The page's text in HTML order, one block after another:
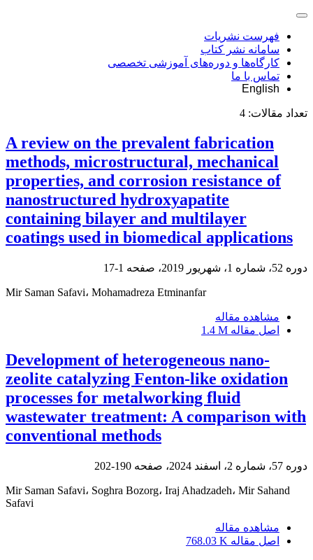
فهرست نشریات
سامانه نشر کتاب
کارگاه‌ها و دوره‌های آموزشی تخصصی
تماس با ما
English
تعداد مقالات: 4
A review on the prevalent fabrication
methods, microstructural, mechanical
properties, and corrosion resistance of
nanostructured hydroxyapatite
containing bilayer and multilayer
coatings used in biomedical applications
دوره 52، شماره 1، شهریور 2019، صفحه 1-17
Mir Saman Safavi، Mohamadreza Etminanfar
مشاهده مقاله
اصل مقاله 1.4 M
Development of heterogeneous nano-
zeolite catalyzing Fenton-like oxidation
processes for metalworking fluid
wastewater treatment: A comparison with
conventional methods
دوره 57، شماره 2، اسفند 2024، صفحه 190-202
Mir Saman Safavi، Soghra Bozorg، Iraj Ahadzadeh، Mir Sahand
Safavi
مشاهده مقاله
اصل مقاله 768.03 K